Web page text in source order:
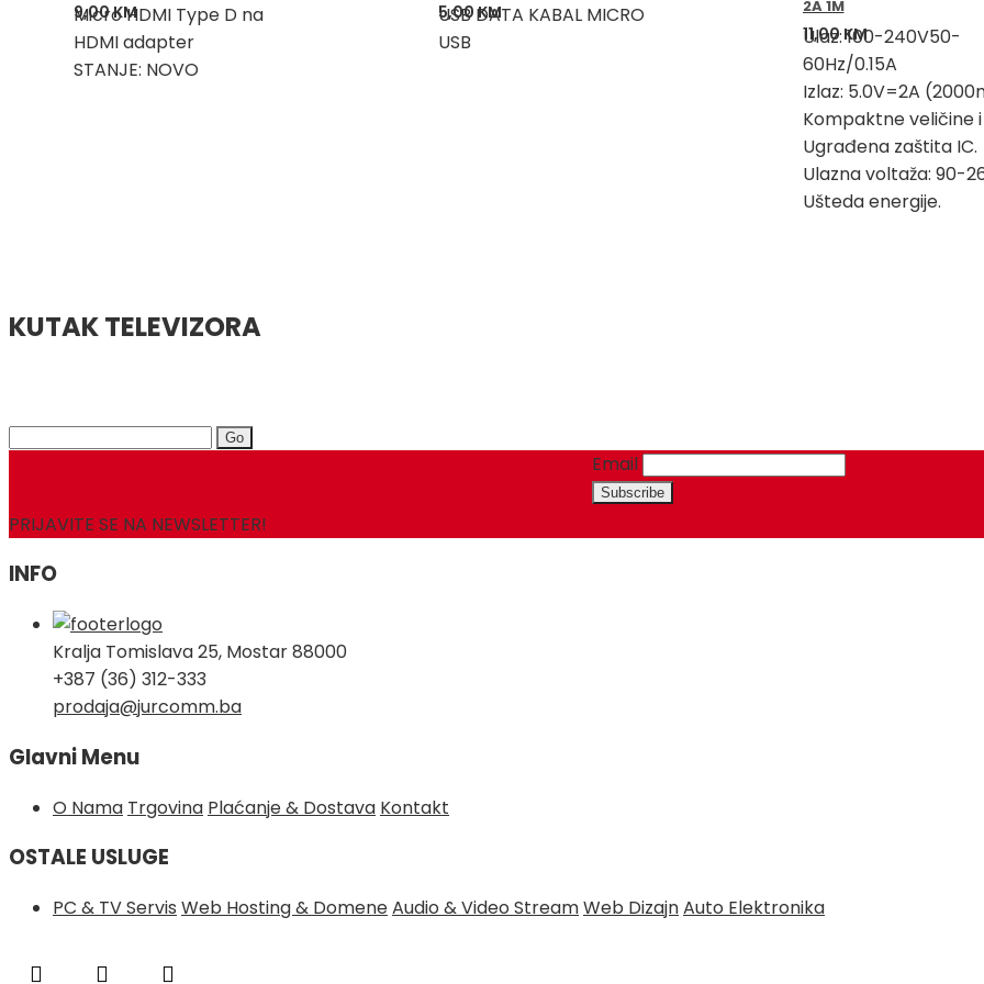
9,00KM
Micro HDMI Type D na
HDMI adapter
STANJE: NOVO
5,00KM
USB DATA KABAL MICRO
USB
2A 1M
11,00KM
Ulaz: 100-240V50-
60Hz/0.15A
Izlaz: 5.0V=2A
Kompaktne veličine
Ugrađena zaštita IC.
Ulazna voltaža: 90-
Ušteda energije.
KUTAK TELEVIZORA
Search
PRIJAVITE SE NA NEWSLETTER!
Email
INFO
Kralja Tomislava 25, Mostar 88000
+387 (36) 312-333
prodaja@jurcomm.ba
Glavni Menu
O Nama Trgovina Plaćanje & Dostava Kontakt
OSTALE USLUGE
PC & TV Servis Web Hosting & DomeneAudio & Video StreamWeb DizajnAuto Elektronika